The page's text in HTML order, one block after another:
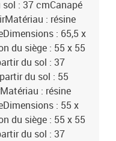
: 37 cmCanapé
: résine
: 65,5 x
du siège : 55 x 55
du sol : 37
du sol : 55
: résine
: 55 x
du siège : 55 x 55
du sol : 37